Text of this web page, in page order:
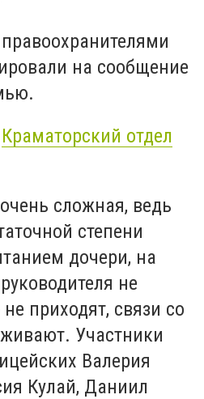
на сообщение
Краматорский отдел
сложная, ведь
степени
дочери, на
не
приходят, связи со
Участники
Валерия
Кулай, Даниил